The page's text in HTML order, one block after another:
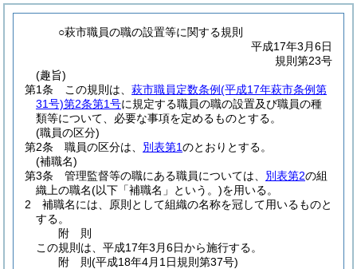
○萩市職員の職の設置等に関する規則
平成17年3月6日
規則第23号
(趣旨)
第1条
この規則は、 萩市職員定数条例(平成17年萩市条例第
31号)第2条第1号に規定する職員の職の設置及び職員の種
類等について、必要な事項を定めるものとする。
(職員の区分)
第2条
職員の区分は、 別表第1のとおりとする。
(補職名)
第3条
管理監督等の職にある職員については、 別表第2の組
織上の職名(以下「補職名」という。)を用いる。
2
補職名には、原則として組織の名称を冠して用いるものと
する。
附 則
この規則は、平成17年3月6日から施行する。
附 則(平成18年4月1日規則第37号)